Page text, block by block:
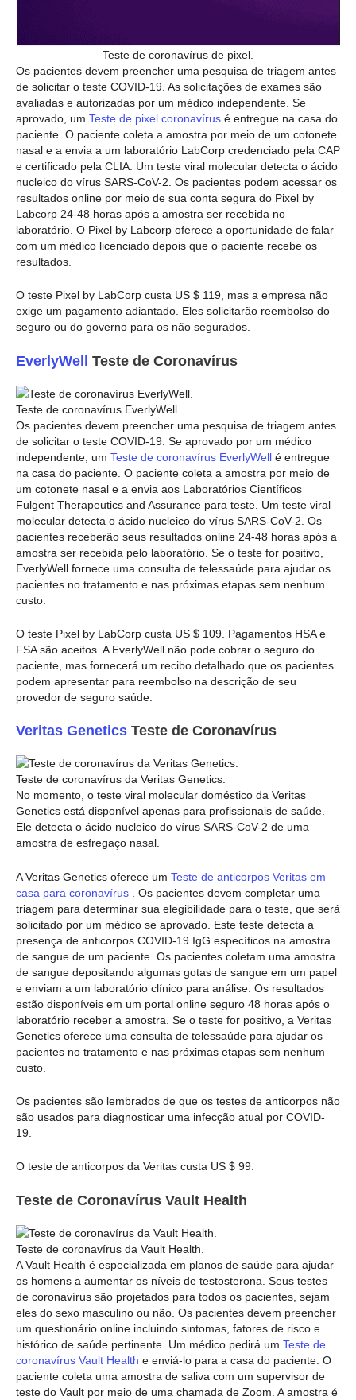
Teste de coronavírus de pixel.
Os pacientes devem preencher uma pesquisa de triagem antes
de solicitar o teste COVID-19. As solicitações de exames são
avaliadas e autorizadas por um médico independente. Se
aprovado, um Teste de pixel coronavírus é entregue na casa do
paciente. O paciente coleta a amostra por meio de um cotonete
nasal e a envia a um laboratório LabCorp credenciado pela CAP
e certificado pela CLIA. Um teste viral molecular detecta o ácido
nucleico do vírus SARS-CoV-2. Os pacientes podem acessar os
resultados online por meio de sua conta segura do Pixel by
Labcorp 24-48 horas após a amostra ser recebida no
laboratório. O Pixel by Labcorp oferece a oportunidade de falar
com um médico licenciado depois que o paciente recebe os
resultados.
O teste Pixel by LabCorp custa US $ 119, mas a empresa não
exige um pagamento adiantado. Eles solicitarão reembolso do
seguro ou do governo para os não segurados.
EverlyWell Teste de Coronavírus
Teste de coronavírus EverlyWell.
Os pacientes devem preencher uma pesquisa de triagem antes
de solicitar o teste COVID-19. Se aprovado por um médico
independente, um Teste de coronavírus EverlyWell é entregue
na casa do paciente. O paciente coleta a amostra por meio de
um cotonete nasal e a envia aos Laboratórios Científicos
Fulgent Therapeutics and Assurance para teste. Um teste viral
molecular detecta o ácido nucleico do vírus SARS-CoV-2. Os
pacientes receberão seus resultados online 24-48 horas após a
amostra ser recebida pelo laboratório. Se o teste for positivo,
EverlyWell fornece uma consulta de telessaúde para ajudar os
pacientes no tratamento e nas próximas etapas sem nenhum
custo.
O teste Pixel by LabCorp custa US $ 109. Pagamentos HSA e
FSA são aceitos. A EverlyWell não pode cobrar o seguro do
paciente, mas fornecerá um recibo detalhado que os pacientes
podem apresentar para reembolso na descrição de seu
provedor de seguro saúde.
Veritas Genetics Teste de Coronavírus
Teste de coronavírus da Veritas Genetics.
No momento, o teste viral molecular doméstico da Veritas
Genetics está disponível apenas para profissionais de saúde.
Ele detecta o ácido nucleico do vírus SARS-CoV-2 de uma
amostra de esfregaço nasal.
A Veritas Genetics oferece um Teste de anticorpos Veritas em
casa para coronavírus . Os pacientes devem completar uma
triagem para determinar sua elegibilidade para o teste, que será
solicitado por um médico se aprovado. Este teste detecta a
presença de anticorpos COVID-19 IgG específicos na amostra
de sangue de um paciente. Os pacientes coletam uma amostra
de sangue depositando algumas gotas de sangue em um papel
e enviam a um laboratório clínico para análise. Os resultados
estão disponíveis em um portal online seguro 48 horas após o
laboratório receber a amostra. Se o teste for positivo, a Veritas
Genetics oferece uma consulta de telessaúde para ajudar os
pacientes no tratamento e nas próximas etapas sem nenhum
custo.
Os pacientes são lembrados de que os testes de anticorpos não
são usados para diagnosticar uma infecção atual por COVID-
19.
O teste de anticorpos da Veritas custa US $ 99.
Teste de Coronavírus Vault Health
Teste de coronavírus da Vault Health.
A Vault Health é especializada em planos de saúde para ajudar
os homens a aumentar os níveis de testosterona. Seus testes
de coronavírus são projetados para todos os pacientes, sejam
eles do sexo masculino ou não. Os pacientes devem preencher
um questionário online incluindo sintomas, fatores de risco e
histórico de saúde pertinente. Um médico pedirá um Teste de
coronavírus Vault Health e enviá-lo para a casa do paciente. O
paciente coleta uma amostra de saliva com um supervisor de
teste do Vault por meio de uma chamada de Zoom. A amostra é